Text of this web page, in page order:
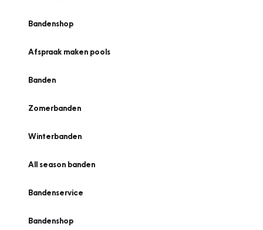
Bandenshop
Afspraak maken pools
Banden
Zomerbanden
Winterbanden
All season banden
Bandenservice
Bandenshop